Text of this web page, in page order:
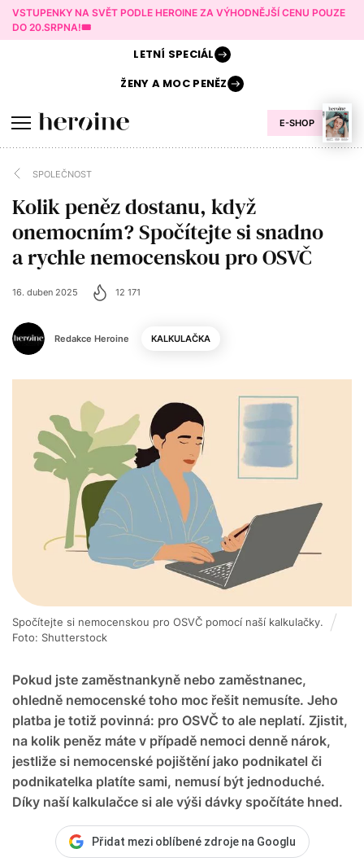
VSTUPENKY NA SVĚT PODLE HEROINE ZA VÝHODNĚJŠÍ CENU POUZE
DO 20.SRPNA!🎟️
E-SHOP
LETNÍ SPECIÁL
ŽENY AMOC PENĚZ
SPOLEČNOST
Kolik peněz dostanu, když
onemocním? Spočítejte si snadno
a rychle nemocenskou pro OSVČ
Redakce Heroine
16. duben 2025 12 171
KALKULAČKA
Pokud jste zaměstnankyně nebo zaměstnanec,
ohledně nemocenské toho moc řešit nemusíte. Jeho
platba je totiž povinná: pro OSVČ to ale neplatí. Zjistit,
na kolik peněz máte v případě nemoci denně nárok,
jestliže si nemocenské pojištění jako podnikatel či
podnikatelka platíte sami, nemusí být jednoduché.
Díky naší kalkulačce si ale výši dávky spočítáte hned.
Spočítejte si nemocenskou pro OSVČ pomocí naší kalkulačky.
Foto: Shutterstock
Přidat mezi oblíbené zdroje na Googlu